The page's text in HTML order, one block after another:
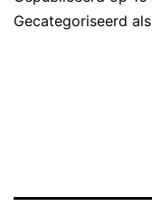
Gecategoriseerd als